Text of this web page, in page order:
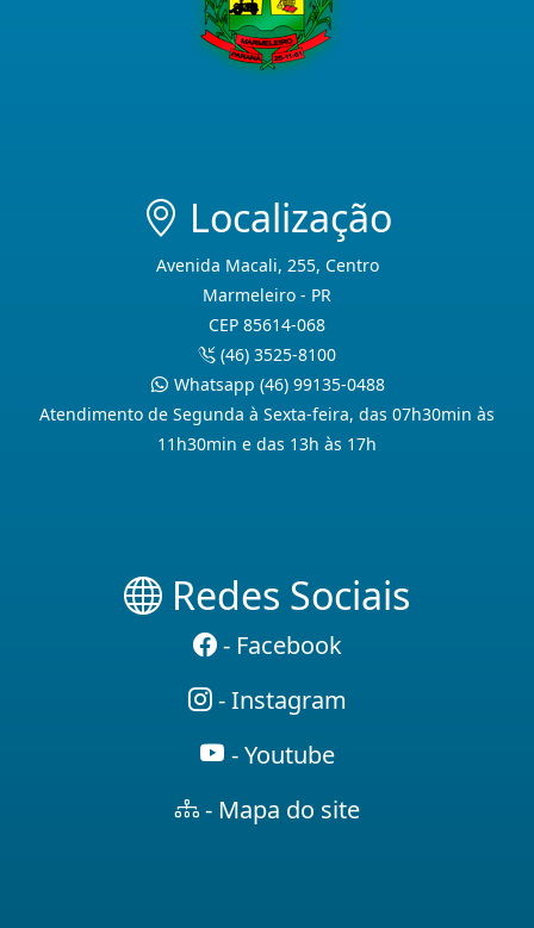
Localização
Avenida Macali, 255, Centro
Marmeleiro - PR
CEP 85614-068
(46) 3525-8100
Whatsapp (46) 99135-0488
Atendimento de Segunda à Sexta-feira, das 07h30min às
11h30min e das 13h às 17h
Redes Sociais
- Facebook
- Instagram
- Youtube
- Mapa do site